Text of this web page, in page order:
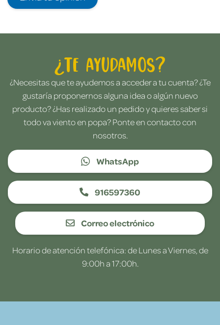
¿Te ayudamos?
¿Necesitas que te ayudemos a acceder a tu cuenta? ¿Te
gustaría proponernos alguna idea o algún nuevo
producto? ¿Has realizado un pedido y quieres saber si
todo va viento en popa? Ponte en contacto con
nosotros.
WhatsApp
916597360
Correo electrónico
Horario de atención telefónica: de Lunes a Viernes, de
9:00h a 17:00h.